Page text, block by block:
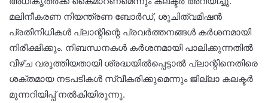
മലിനീകരണ നിയന്ത്രണ ബോര്‍ഡ്, ശുചിത്വമിഷന്‍
പ്രതിനിധികള്‍ പ്ലാന്റിന്റെ പ്രവര്‍ത്തനങ്ങള്‍ കര്‍ശനമായി
നിരീക്ഷിക്കും. നിബന്ധനകള്‍ കര്‍ശനമായി പാലിക്കുന്നതില്‍
വീഴ്ച വരുത്തിയതായി ശ്രദ്ധയില്‍പ്പെട്ടാല്‍ പ്ലാന്റിനെതിരെ
ശക്തമായ നടപടികള്‍ സ്വീകരിക്കുമെന്നും ജില്ലാ കലക്ടര്‍
മുന്നറിയിപ്പ് നല്‍കിയിരുന്നു.